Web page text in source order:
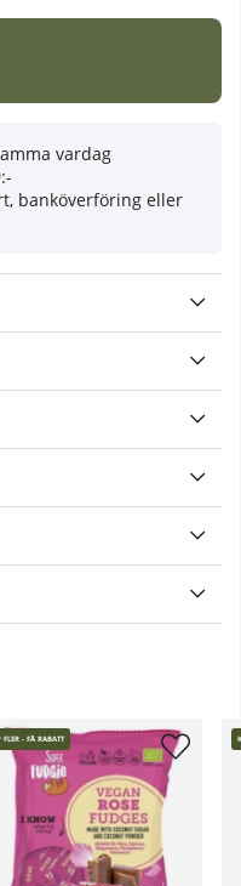
vardag
banköverföring eller
BETYG 0
FLER - FÅ RABATT